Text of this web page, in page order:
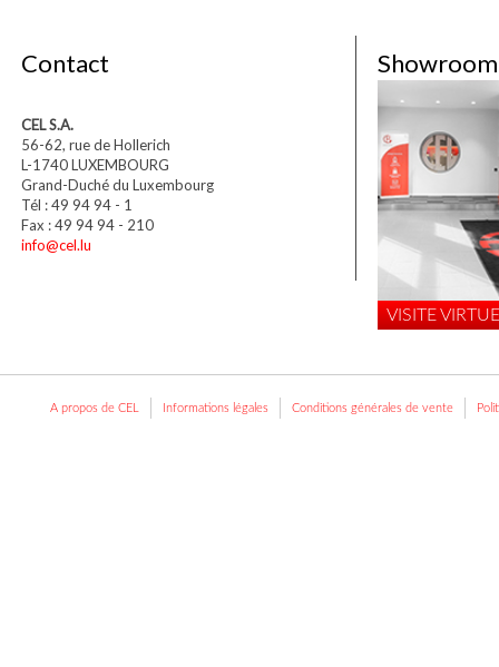
Contact
CEL S.A.
56-62, rue de Hollerich
L-1740 LUXEMBOURG
Grand-Duché du Luxembourg
Tél : 49 94 94 - 1
Fax : 49 94 94 - 210
info@cel.lu
Showroom
VISITE
A propos de CEL Informations légales Conditions générales de vente